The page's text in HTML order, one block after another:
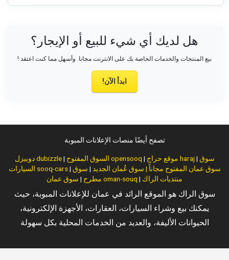
هل لديك أي شيء للبيع أو الإيجار؟
بيع المنتجات والخدمات الخاصة بك على الانترنت مجانا. وأسهل مما كنت اعتقد !
ابدأ الآن!
تصفح أيضًا منصات الإعلانات المبوبة
دوبيزل dubizzle| السوق المفتوح opensooq | موقع حراج haraj| سوق
السيارات sooq-cars| سوق عمان المفتوح مجاناً | سوق عُمان الجديد | سوق
مطرح | سوق عمان oman-souq | منتديات الراك
سوق الراك هو الموقع الرائد في عمان للإعلانات المبوبة، حيث
يمكنك بيع وشراء السيارات، العقارات، الأجهزة الإلكترونية،
الحيوانات الأليفة، والعديد من الخدمات المحلية بكل سهولة